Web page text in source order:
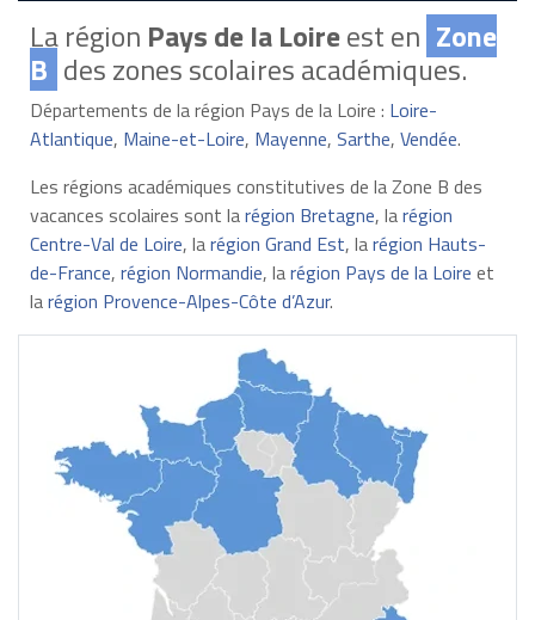
La région Pays de la Loireest en Zone
B des zones scolaires académiques.
Départements de la région Pays de la Loire : Loire-
Atlantique, Maine-et-Loire, Mayenne, Sarthe, Vendée.
Les régions académiques constitutives de la Zone B des
vacances scolaires sont larégion Bretagne, larégion
Centre-Val de Loire, larégion Grand Est, larégion Hauts-
de-France, région Normandie, larégion Pays de la Loire et
larégion Provence-Alpes-Côte d’Azur.